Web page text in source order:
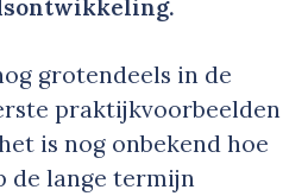
grotendeels in de
praktijkvoorbeelden
is nog onbekend hoe
de lange termijn